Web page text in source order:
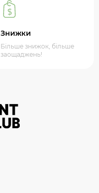
Знижки
Більше знижок, більше
заощаджень!